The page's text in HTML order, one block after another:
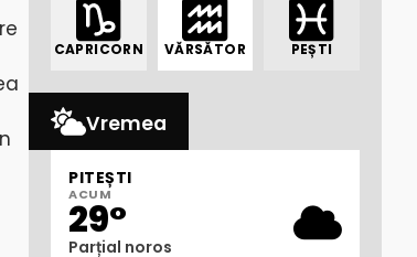
CAPRICORN VĂRSĂTOR PEȘTI
Vremea
PITEȘTI
ACUM
29°
Parțial noros